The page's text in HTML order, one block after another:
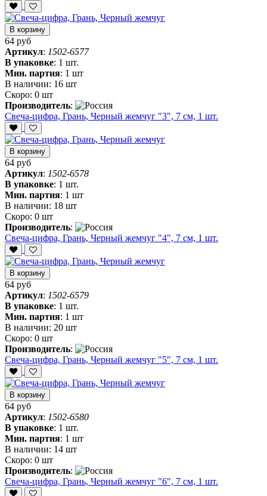
В корзину
64 руб
Артикул: 1502-6577
В упаковке: 1 шт.
Мин. партия: 1 шт
В наличии: 16 шт
Скоро: 0 шт
Производитель:
Свеча-цифра, ‎Грань, Черный жемчуг "3", 7 см, 1 шт.
В корзину
64 руб
Артикул: 1502-6578
В упаковке: 1 шт.
Мин. партия: 1 шт
В наличии: 18 шт
Скоро: 0 шт
Производитель:
Свеча-цифра, ‎Грань, Черный жемчуг "4", 7 см, 1 шт.
В корзину
64 руб
Артикул: 1502-6579
В упаковке: 1 шт.
Мин. партия: 1 шт
В наличии: 20 шт
Скоро: 0 шт
Производитель:
Свеча-цифра, ‎Грань, Черный жемчуг "5", 7 см, 1 шт.
В корзину
64 руб
Артикул: 1502-6580
В упаковке: 1 шт.
Мин. партия: 1 шт
В наличии: 14 шт
Скоро: 0 шт
Производитель:
Свеча-цифра, ‎Грань, Черный жемчуг "6", 7 см, 1 шт.